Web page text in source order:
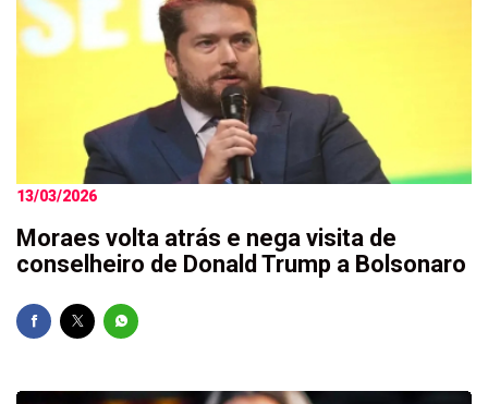
13/03/2026
Moraes volta atrás e nega visita de
conselheiro de Donald Trump a Bolsonaro